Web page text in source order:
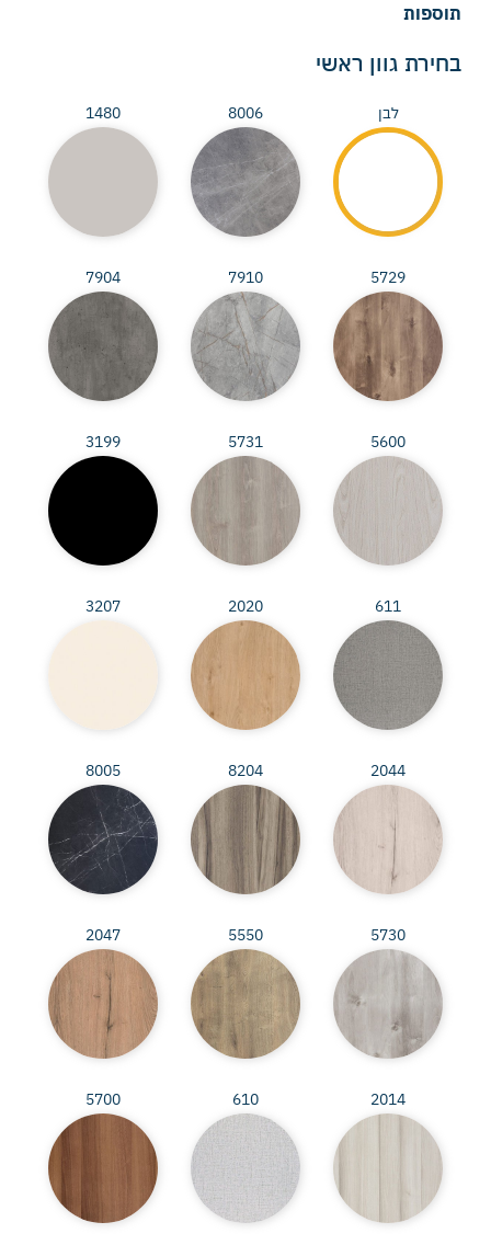
תוספות
בחירת גוון ראשי
לבן 8006
1480
5729
7910
7904
5600
5731
3199
611
2020
3207
2044
8204
8005
5730
5550
2047
2014
610
5700